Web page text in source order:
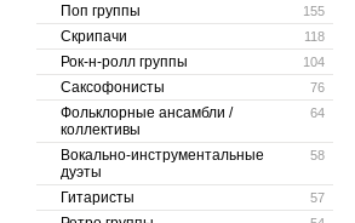
155
Поп группы
118
Скрипачи
104
Рок-н-ролл группы
76
Саксофонисты
64
Фольклорные ансамбли /
коллективы
58
Вокально-инструментальные
дуэты
57
Гитаристы